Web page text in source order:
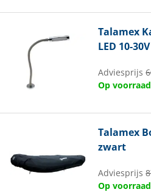
Talamex
LED 10-
Adviesprijs
Op voorraad
Talamex
zwart
Adviesprijs
Op voorraad